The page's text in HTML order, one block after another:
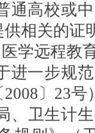
通高校或
相关的证
学远程教
进一步规
〕23号
、卫生计